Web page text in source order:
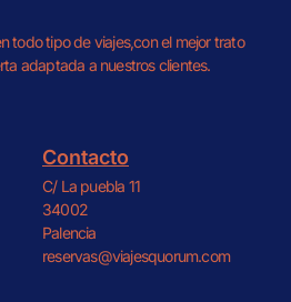
todo tipo de viajes,con el mejor trato
adaptada a nuestros clientes.
Contacto
C/ La puebla 11
34002
Palencia
reservas@viajesquorum.com